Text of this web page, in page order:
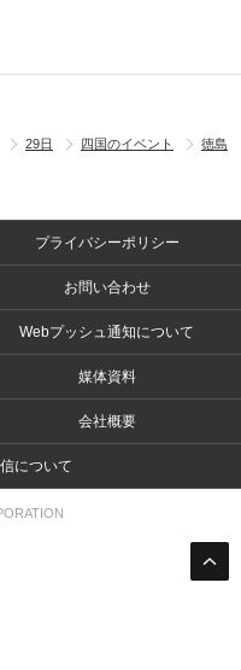
29日 四国のイベント
徳島
プライバシーポリシー
お問い合わせ
Webプッシュ通知について
媒体資料
会社概要
について